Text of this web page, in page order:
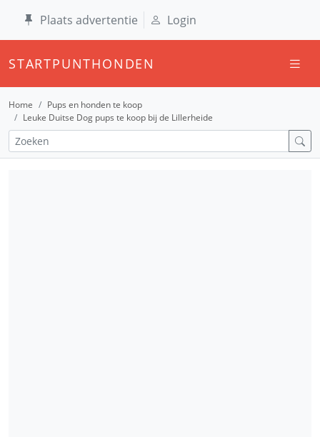
Plaats advertentie Login
STARTPUNTHONDEN
Home
Pups en honden te koop
Leuke Duitse Dog pups te koop bij de Lillerheide